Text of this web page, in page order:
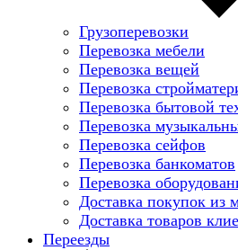
Грузоперевозки
Перевозка мебели
Перевозка вещей
Перевозка
Перевозка бытовой
Перевозка
Перевозка сейфов
Перевозка банкоматов
Перевозка
Доставка покупок из
Доставка товаров
Переезды